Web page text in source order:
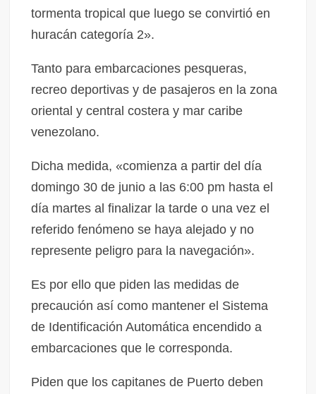
tormenta tropical que luego se convirtió en
huracán categoría 2».
Tanto para embarcaciones pesqueras,
recreo deportivas y de pasajeros en la zona
oriental y central costera y mar caribe
venezolano.
Dicha medida, «comienza a partir del día
domingo 30 de junio a las 6:00 pm hasta el
día martes al finalizar la tarde o una vez el
referido fenómeno se haya alejado y no
represente peligro para la navegación».
Es por ello que piden las medidas de
precaución así como mantener el Sistema
de Identificación Automática encendido a
embarcaciones que le corresponda.
Piden que los capitanes de Puerto deben